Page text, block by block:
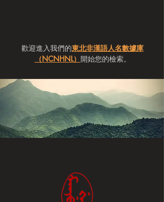
歡迎進入我們的東北非漢語人名數據庫
（NCNHNL） 開始您的檢索。